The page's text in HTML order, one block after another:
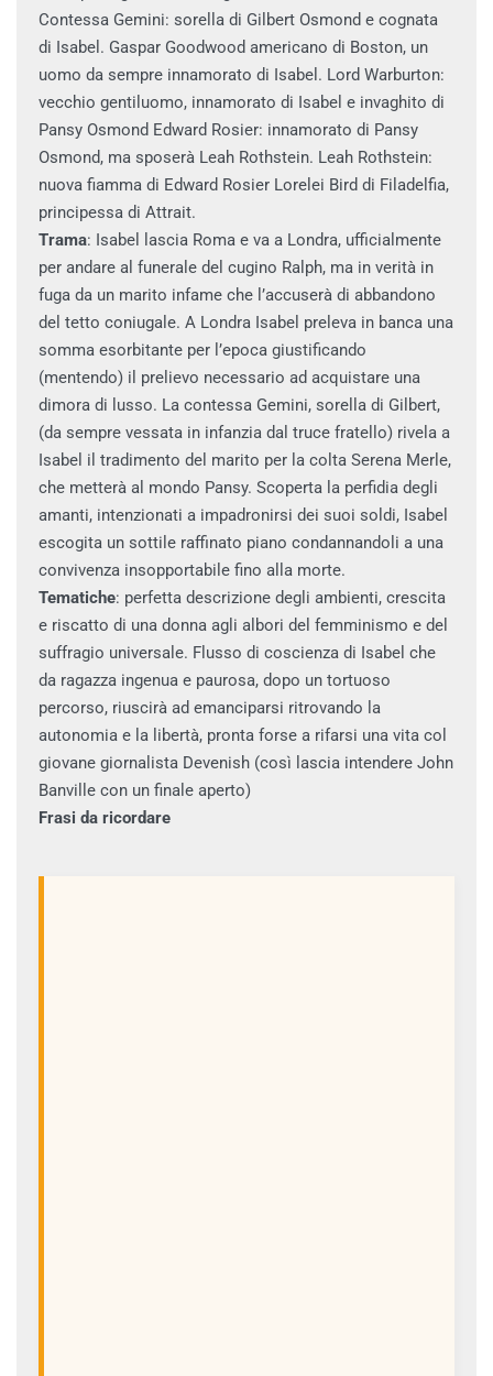
Contessa Gemini: sorella di Gilbert Osmond e cognata
di Isabel. Gaspar Goodwood americano di Boston, un
uomo da sempre innamorato di Isabel. Lord Warburton:
vecchio gentiluomo, innamorato di Isabel e invaghito di
Pansy Osmond Edward Rosier: innamorato di Pansy
Osmond, ma sposerà Leah Rothstein. Leah Rothstein:
nuova fiamma di Edward Rosier Lorelei Bird di Filadelfia,
principessa di Attrait.
Trama: Isabel lascia Roma e va a Londra, ufficialmente
per andare al funerale del cugino Ralph, ma in verità in
fuga da un marito infame che l’accuserà di abbandono
del tetto coniugale. A Londra Isabel preleva in banca una
somma esorbitante per l’epoca giustificando
(mentendo) il prelievo necessario ad acquistare una
dimora di lusso. La contessa Gemini, sorella di Gilbert,
(da sempre vessata in infanzia dal truce fratello) rivela a
Isabel il tradimento del marito per la colta Serena Merle,
che metterà al mondo Pansy. Scoperta la perfidia degli
amanti, intenzionati a impadronirsi dei suoi soldi, Isabel
escogita un sottile raffinato piano condannandoli a una
convivenza insopportabile fino alla morte.
Tematiche: perfetta descrizione degli ambienti, crescita
e riscatto di una donna agli albori del femminismo e del
suffragio universale. Flusso di coscienza di Isabel che
da ragazza ingenua e paurosa, dopo un tortuoso
percorso, riuscirà ad emanciparsi ritrovando la
autonomia e la libertà, pronta forse a rifarsi una vita col
giovane giornalista Devenish (così lascia intendere John
Banville con un finale aperto)
Frasi da ricordare